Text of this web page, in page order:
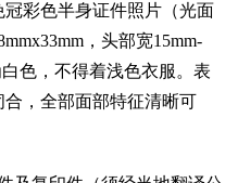
彩色半身证件照片（光面
，头部宽15mm-
白色，不得着浅色衣服。表
，全部面部特征清晰可